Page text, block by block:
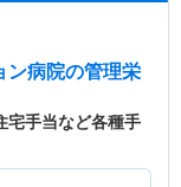
ン病院の管理栄
宅手当など各種手